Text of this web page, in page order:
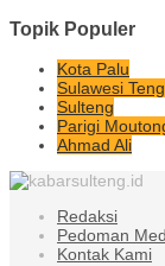
Topik Populer
Kota Palu
Sulawesi
Sulteng
Parigi
Ahmad Ali
Redaksi
Pedoman
Kontak Kami